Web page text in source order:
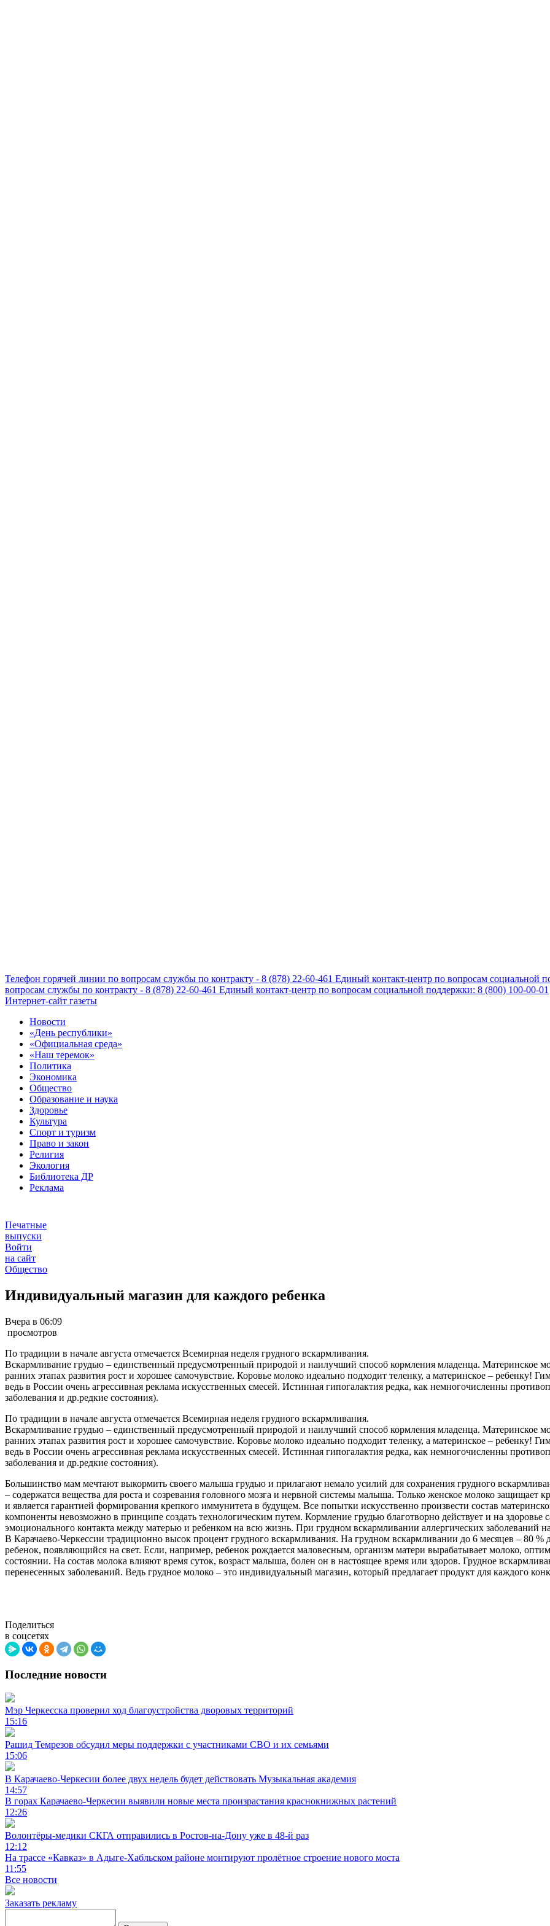
Телефон горячей линии по вопросам службы по контракту - 8 (878) 22-60-461 Единый контакт-центр по вопросам социальной
вопросам службы по контракту - 8 (878) 22-60-461 Единый контакт-центр по вопросам социальной поддержки: 8 (800) 100-00-01
Интернет-сайт газеты
Новости
«День республики»
«Официальная среда»
«Наш теремок»
Политика
Экономика
Общество
Образование и наука
Здоровье
Культура
Спорт и туризм
Право и закон
Религия
Экология
Библиотека ДР
Реклама
Печатные
выпуски
Войти
на сайт
Общество
Индивидуальный магазин для каждого ребенка
Вчера в 06:09
просмотров
По традиции в начале августа отмечается Всемирная неделя грудного вскармливания.
Вскармливание грудью – единственный предусмотренный природой и наилучший способ кормления младенца. Материнское
ранних этапах развития рост и хорошее самочувствие. Коровье молоко идеально подходит теленку, а материнское –
ведь в России очень агрессивная реклама искусственных смесей. Истинная гипогалактия редка, как немногочисленны
заболевания и др.редкие состояния).
По традиции в начале августа отмечается Всемирная неделя грудного вскармливания.
Вскармливание грудью – единственный предусмотренный природой и наилучший способ кормления младенца. Материнское
ранних этапах развития рост и хорошее самочувствие. Коровье молоко идеально подходит теленку, а материнское –
ведь в России очень агрессивная реклама искусственных смесей. Истинная гипогалактия редка, как немногочисленны
заболевания и др.редкие состояния).
Большинство мам мечтают выкормить своего малыша грудью и прилагают немало усилий для сохранения грудного
– содержатся вещества для роста и созревания головного мозга и нервной системы малыша. Только женское молоко защищает
и является гарантией формирования крепкого иммунитета в будущем. Все попытки искусственно произвести состав
компоненты невозможно в принципе создать технологическим путем. Кормление грудью благотворно действует и на
эмоционального контакта между матерью и ребенком на всю жизнь. При грудном вскармливании аллергических заболеваний
В Карачаево-Черкессии традиционно высок процент грудного вскармливания. На грудном вскармливании до 6 месяцев – 80
ребенок, появляющийся на свет. Если, например, ребенок рождается маловесным, организм матери вырабатывает молоко,
состоянии. На состав молока влияют время суток, возраст малыша, болен он в настоящее время или здоров. Грудное
перенесенных заболеваний. Ведь грудное молоко – это индивидуальный магазин, который предлагает продукт для каждого
Поделиться
в соцсетях
Последние новости
Мэр Черкесска проверил ход благоустройства дворовых территорий
15:16
Рашид Темрезов обсудил меры поддержки с участниками СВО и их семьями
15:06
В Карачаево-Черкесии более двух недель будет действовать Музыкальная академия
14:57
В горах Карачаево-Черкесии выявили новые места произрастания краснокнижных растений
12:26
Волонтёры-медики СКГА отправились в Ростов-на-Дону уже в 48-й раз
12:12
На трассе «Кавказ» в Адыге-Хабльском районе монтируют пролётное строение нового моста
11:55
Все новости
Заказать рекламу